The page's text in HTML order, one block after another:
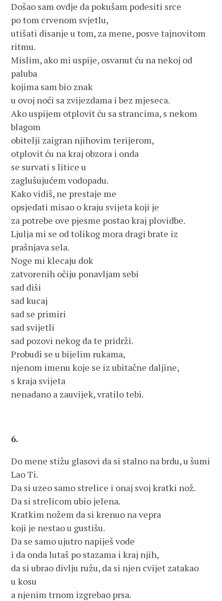
Došao sam ovdje da pokušam podesiti srce
po tom crvenom svjetlu,
utišati disanje u tom, za mene, posve tajnovitom
ritmu.
Mislim, ako mi uspije, osvanut ću na nekoj od
paluba
kojima sam bio znak
u ovoj noći sa zvijezdama i bez mjeseca.
Ako uspijem otplovit ću sa strancima, s nekom
blagom
obitelji zaigran njihovim terijerom,
otplovit ću na kraj obzora i onda
se survati s litice u
zaglušujućem vodopadu.
Kako vidiš, ne prestaje me
opsjedati misao o kraju svijeta koji je
za potrebe ove pjesme postao kraj plovidbe.
Ljulja mi se od tolikog mora dragi brate iz
prašnjava sela.
Noge mi klecaju dok
zatvorenih očiju ponavljam sebi
sad diši
sad kucaj
sad se primiri
sad svijetli
sad pozovi nekog da te pridrži.
Probudi se u bijelim rukama,
njenom imenu koje se iz ubitačne daljine,
s kraja svijeta
nenadano a zauvijek, vratilo tebi.
6.
Do mene stižu glasovi da si stalno na brdu, u šumi
Lao Ti.
Da si uzeo samo strelice i onaj svoj kratki nož.
Da si strelicom ubio jelena.
Kratkim nožem da si krenuo na vepra
koji je nestao u gustišu.
Da se samo ujutro napiješ vode
i da onda lutaš po stazama i kraj njih,
da si ubrao divlju ružu, da si njen cvijet zatakao
u kosu
a njenim trnom izgrebao prsa.